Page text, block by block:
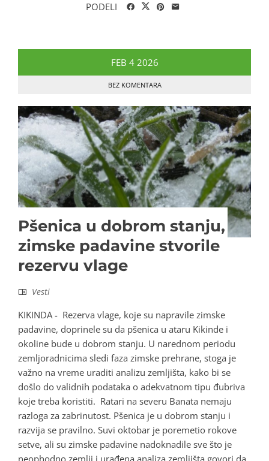
PODELI
FEB 4 2026
BEZ KOMENTARA
Pšenica u dobrom stanju,
zimske padavine stvorile
rezervu vlage
Vesti
KIKINDA - Rezerva vlage, koje su napravile zimske
padavine, doprinele su da pšenica u ataru Kikinde i
okoline bude u dobrom stanju. U narednom periodu
zemljoradnicima sledi faza zimske prehrane, stoga je
važno na vreme uraditi analizu zemljišta, kako bi se
došlo do validnih podataka o adekvatnom tipu đubriva
koje treba koristiti. Ratari na severu Banata nemaju
razloga za zabrinutost. Pšenica je u dobrom stanju i
razvija se pravilno. Suvi oktobar je poremetio rokove
setve, ali su zimske padavine nadoknadile sve što je